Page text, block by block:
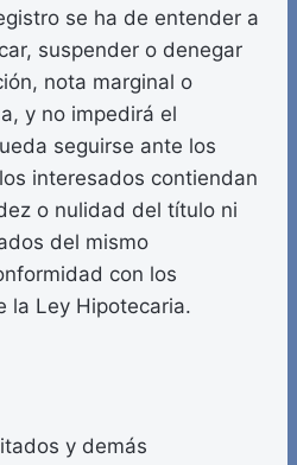
se ha de entender a
suspender o denegar
nota marginal o
y no impedirá el
seguirse ante los
interesados contiendan
o nulidad del título ni
del mismo
con los
la Ley Hipotecaria.
y demás